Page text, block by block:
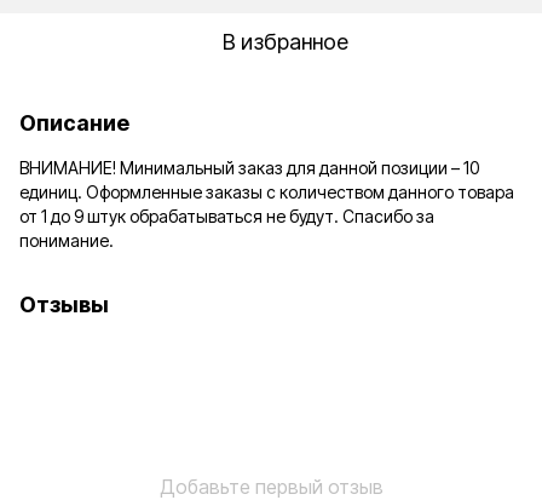
В избранное
Описание
ВНИМАНИЕ! Минимальный заказ для данной позиции – 10
единиц. Оформленные заказы с количеством данного товара
от 1 до 9 штук обрабатываться не будут. Спасибо за
понимание.
Отзывы
Добавьте первый отзыв